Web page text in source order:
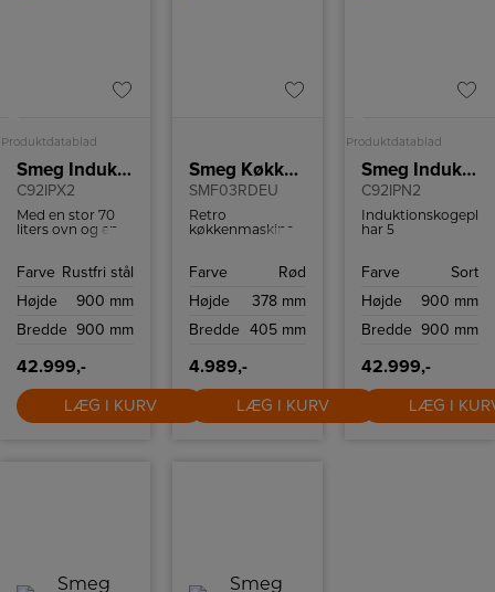
Produktdatablad
Smeg Induktionskomfur
C92IPX2
Med en stor 70
liters ovn og en
udstyret til at
varieret menu.
en varmluftsovn
varmefordeling,
mens den ekstra
ovn er traditionel,
perfekt til retter,
der kræver en
Farve Rustfri stål
Højde
900 mm
Bredde 900 mm
42.999,-
LÆG I KURV
Smeg Køkkenmaskine
SMF03RDEU
Retro
køkkenmaskine
og
Farve
Rød
Højde
378 mm
Bredde 405 mm
4.989,-
LÆG I KURV
Produktdatablad
Smeg Induktionskomfur
C92IPN2
har 5
med en
som øger
hurtigere
Farve
Sort
Højde
900 mm
Bredde 900 mm
42.999,-
LÆG I